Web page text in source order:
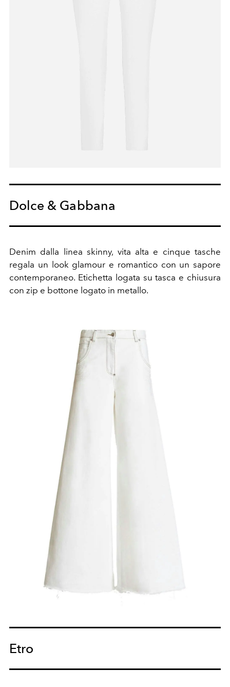
Dolce & Gabbana
Denim dalla linea skinny, vita alta e cinque tasche
regala un look glamour e romantico con un sapore
contemporaneo. Etichetta logata su tasca e chiusura
con zip e bottone logato in metallo.
Etro